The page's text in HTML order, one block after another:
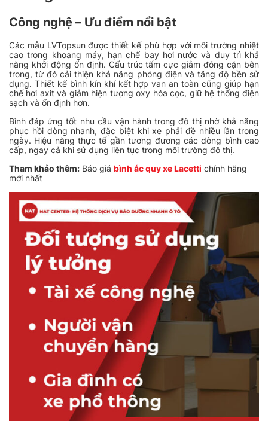
Công nghệ – Ưu điểm nổi bật
Các mẫu LVTopsun được thiết kế phù hợp với môi trường nhiệt
cao trong khoang máy, hạn chế bay hơi nước và duy trì khả
năng khởi động ổn định. Cấu trúc tấm cực giảm đóng cặn bên
trong, từ đó cải thiện khả năng phóng điện và tăng độ bền sử
dụng. Thiết kế bình kín khí kết hợp van an toàn cũng giúp hạn
chế hơi axit và giảm hiện tượng oxy hóa cọc, giữ hệ thống điện
sạch và ổn định hơn.
Bình đáp ứng tốt nhu cầu vận hành trong đô thị nhờ khả năng
phục hồi dòng nhanh, đặc biệt khi xe phải đề nhiều lần trong
ngày. Hiệu năng thực tế gần tương đương các dòng bình cao
cấp, ngay cả khi sử dụng liên tục trong môi trường đô thị.
Tham khảo thêm: Báo giá bình ắc quy xe Lacetti chính hãng
mới nhất